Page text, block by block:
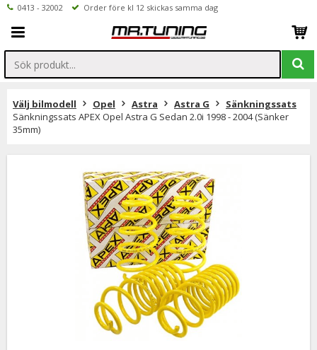
0413 - 32002 Order före kl 12 skickas samma dag
Välj bilmodell Opel Astra Astra G
Sänkningssats
Sänkningssats APEX Opel Astra G Sedan 2.0i 1998 - 2004 (Sänker
35mm)